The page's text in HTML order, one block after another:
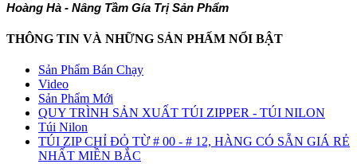
Hoàng Hà - Nâng Tầm Gía Trị Sản Phẩm
THÔNG TIN VÀ NHỮNG SẢN PHẤM NỔI BẬT
Sản Phẩm Bán Chạy
Video
Sản Phẩm Mới
QUY TRÌNH SẢN XUẤT TÚI ZIPPER - TÚI NILON
Túi Nilon
TÚI ZIP CHỈ ĐỎ TỪ # 00 - # 12, HÀNG CÓ SẴN GIÁ RẺ
NHẤT MIỀN BẮC